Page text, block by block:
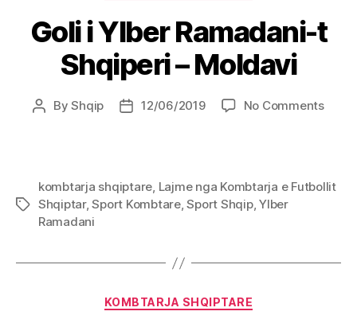
Goli i Ylber Ramadani-t
Shqiperi – Moldavi
PostByShqip
Post12/06/2019 No Commentson
t
Tags
kombtarja shqiptare, Lajme nga Kombtarja e Futbollit
Shqiptar,Sport Kombtare,Sport Shqip,Ylber
Ramadani
Categories
KOMBTARJA SHQIPTARE